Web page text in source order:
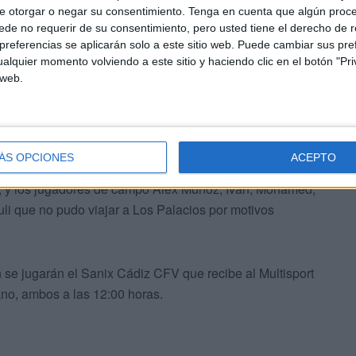
otorgar o negar su consentimiento. Tenga en cuenta que algún
no requerir de su consentimiento, pero usted tiene el derecho de
se aplicarán solo a este sitio web. Puede cambiar sus
momento volviendo a este sitio y haciendo clic en el botón
OPCIONES ACEPTO
(1-5) y Zafra FS (4-5) pero luego encadenó dos
(5-4) aunque luego repitió triunfo en la pista
que ganaron en Los Palacios con lo que la
los jugadores de campo Álex Muñoz, Iván, Mohamed,
que no pudo viajar a Los Palacios por motivos
jugarán el Sanix Cádiz CFV que recibe al Multisport
ambos a las 12:00 horas.